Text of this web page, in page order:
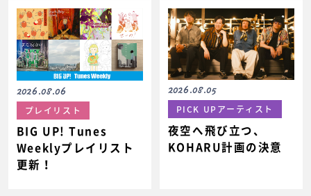
2026.08.06
プレイリスト
BIG UP! Tunes
Weeklyプレイリスト
更新！
2026.08.05
PICK UPアーティスト
夜空へ飛び立つ、
KOHARU計画の決意